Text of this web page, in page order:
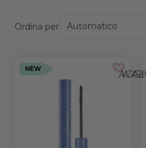
Ordina per
NEW AGGIUNGI